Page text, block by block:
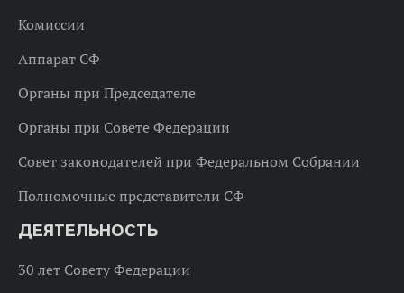
Комиссии
Аппарат СФ
Органы при Председателе
Органы при Совете Федерации
Совет законодателей при Федеральном Собрании
Полномочные представители СФ
ДЕЯТЕЛЬНОСТЬ
30 лет Совету Федерации